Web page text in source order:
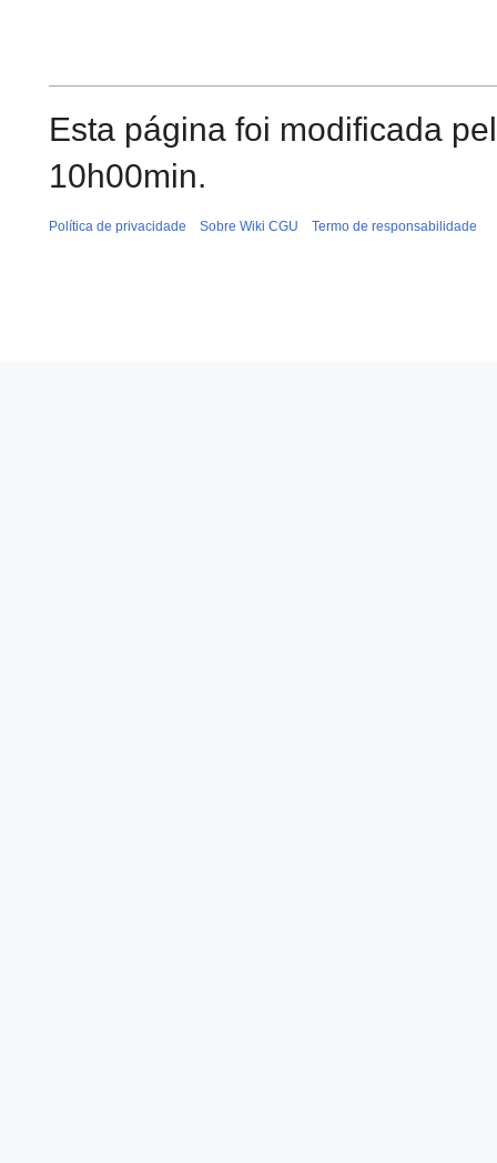
Esta página foi modificada
10h00min.
Política de privacidade Sobre Wiki CGU Termo de responsabilidade